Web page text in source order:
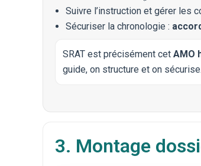
Suivre l’instruction et gérer les
Sécuriser la chronologie :
SRAT est précisément cet AMO
guide, on structure et on sécurise.
3. Montage